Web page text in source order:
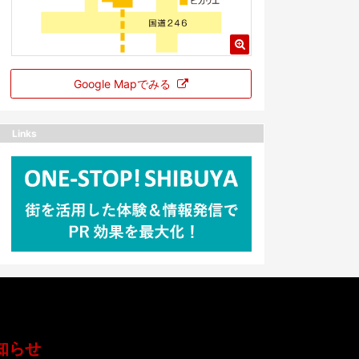
Google Mapでみる
Links
らせ